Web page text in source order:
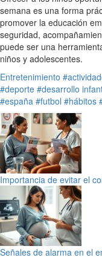
semana es una forma
promover la educación
seguridad,
puede ser una
niños y adolescentes.
Entretenimiento
#deporte #desarrollo
#españa #futbol #hábitos
Importancia de evitar el
Señales de alarma en el